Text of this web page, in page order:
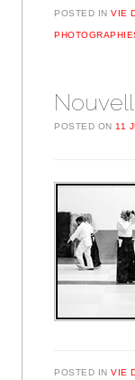
POSTED INVIE
POSTED ON 11
POSTED INVIE